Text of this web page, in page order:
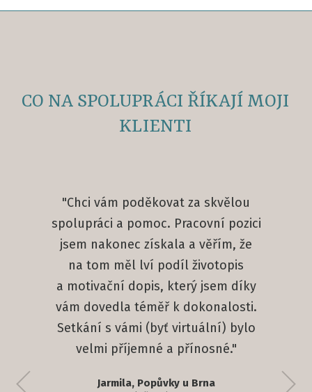
CO NA SPOLUPRÁCI ŘÍKAJÍ MOJI
KLIENTI
"Chci vám poděkovat za skvělou
spolupráci a pomoc. Pracovní pozici
jsem nakonec získala a věřím, že
na tom měl lví podíl životopis
a motivační dopis, který jsem díky
vám dovedla téměř k dokonalosti.
Setkání s vámi (byť virtuální) bylo
velmi příjemné a přínosné."
Jarmila, Popůvky u Brna
Katka, Kladno